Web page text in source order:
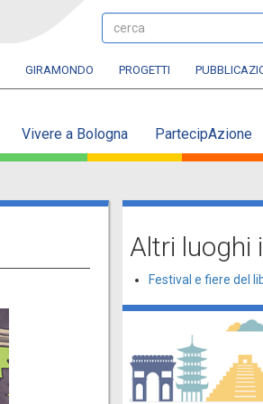
cerca
GIRAMONDO PROGETTI
Vivere a Bologna PartecipAzione
Altri luoghi
Festival e fiere del